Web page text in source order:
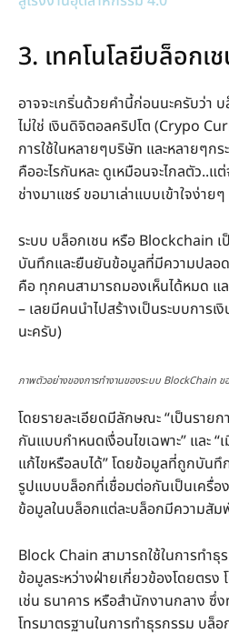
3. เทคโนโลยีบล็อก
อาจจะเกริ่นด้วยคำนี้ก่อนนะครับว่า
ไม่ใช่ เงินดิจิตอลคริปโต (Crypo
การใช้ในหลายๆบริษัท และหลายๆก
คืออะไรกันหละ ดูเหมือนจะไกลตัว..แ
ช่างมาแชร์ ขอมาเล่าแบบเข้าใจง่าย
ระบบ บล็อกเชน หรือ Blockchain เ
บันทึกและยืนยันข้อมูลที่มีความปลอด
คือ ทุกคนสามารถมองเห็นได้หมด แล
– เลยมีคนนำไปสร้างเป็นระบบการเ
นะครับ)
ภาพตัวอย่างของการทำงานของระบบ BlockChain
โดยรายละเอียดมีลักษณะ “เป็นราย
กันแบบกำหนดเงื่อนไขเฉพาะ” และ
แก้ไขหรือลบได้” โดยข้อมูลที่ถูกบันทึ
รูปแบบบล็อกที่เชื่อมต่อกันเป็นเครื่อ
ข้อมูลในบล็อกแต่ละบล็อกมีความสั
Block Chain สามารถใช้ในการทำธุ
ข้อมูลระหว่างฝ่ายเกี่ยวข้องโดยตรง
เช่น ธนาคาร หรือสำนักงานกลาง ซึ่
โทรมาตรฐานในการทำธุรกรรม บล็อ